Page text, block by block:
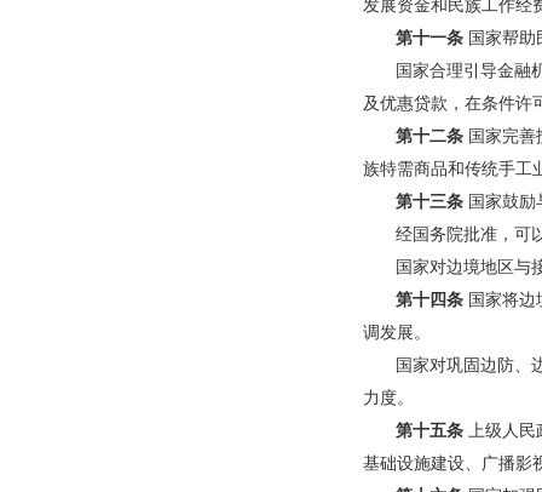
发展资金和民族工作经
第十一条 国家帮
国家合理引导金融
及优惠贷款，在条件许
第十二条 国家完
族特需商品和传统手工
第十三条 国家鼓
经国务院批准，可
国家对边境地区与
第十四条 国家将
调发展。
国家对巩固边防、
力度。
第十五条 上级人
基础设施建设、广播影